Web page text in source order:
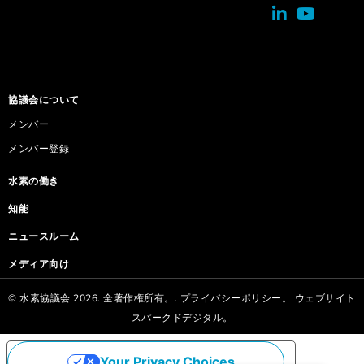
協議会について
メンバー
メンバー登録
水素の働き
知能
ニュースルーム
メディア向け
© 水素協議会 2026. 全著作権所有。. プライバシーポリシー。
ウェブサイト
スパークドデジタル。